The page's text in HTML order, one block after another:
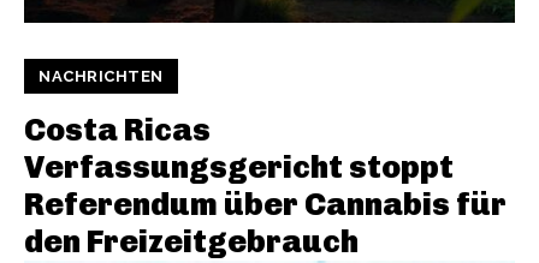
NACHRICHTEN
Costa Ricas
Verfassungsgericht stoppt
Referendum über Cannabis für
den Freizeitgebrauch